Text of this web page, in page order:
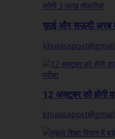
यूएई और सऊदी अरब में
12 अक्टूबर को होगी